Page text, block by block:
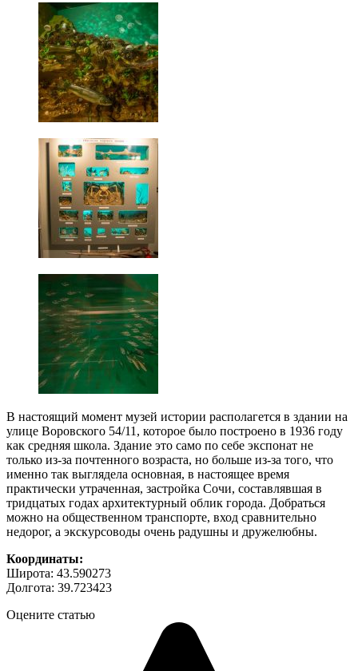
В настоящий момент музей истории располагется в здании на
улице Воровского 54/11, которое было построено в 1936 году
как средняя школа. Здание это само по себе экспонат не
только из-за почтенного возраста, но больше из-за того, что
именно так выглядела основная, в настоящее время
практически утраченная, застройка Сочи, составлявшая в
тридцатых годах архитектурный облик города. Добраться
можно на общественном транспорте, вход сравнительно
недорог, а экскурсоводы очень радушны и дружелюбны.
Координаты:
Широта: 43.590273
Долгота: 39.723423
Оцените статью